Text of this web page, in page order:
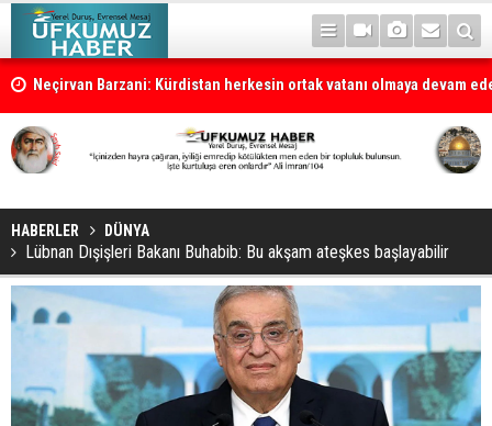
Neçirvan Barzani: Kürdistan herkesin ortak vatanı olmaya devam
HABERLER DÜNYA
Lübnan Dışişleri Bakanı Buhabib: Bu akşam ateşkes başlayabilir